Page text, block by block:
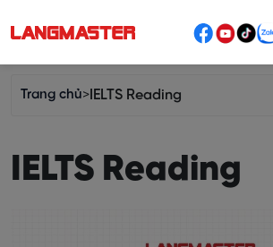
Trang chủ> IELTS Reading
IELTS Reading